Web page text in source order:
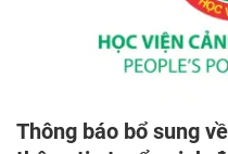
Thông báo bổ sung